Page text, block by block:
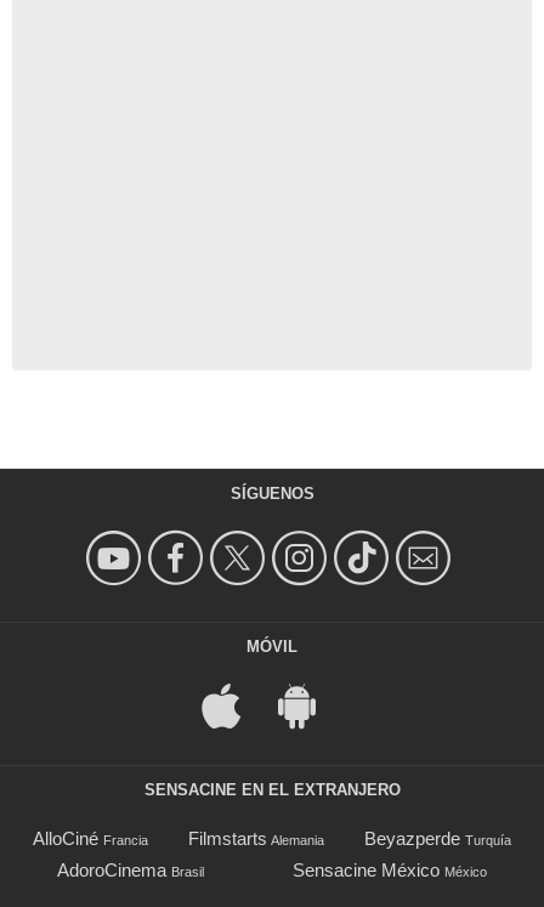
SÍGUENOS
MÓVIL
SENSACINE EN EL EXTRANJERO
AlloCiné Francia Filmstarts Alemania Beyazperde Turquía
AdoroCinema Brasil Sensacine México México